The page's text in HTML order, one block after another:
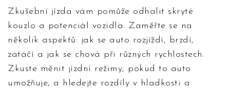
Zkušební jízda vám pomůže odhalit skryté
kouzlo a potenciál vozidla. Zaměřte se na
několik aspektů: jak se auto rozjíždí, brzdí,
zatáčí a jak se chová při různých rychlostech.
Zkuste měnit jízdní režimy, pokud to auto
umožňuje, a hledejte rozdíly v hladkosti a